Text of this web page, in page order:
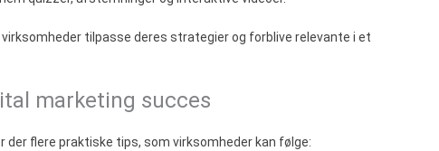
tilpasse deres strategier og forblive relevante i et
marketing succes
der flere praktiske tips, som virksomheder kan følge: